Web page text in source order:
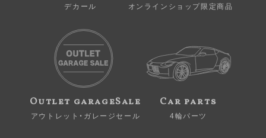
デカール オンラインショップ限定商品
Outlet garageSale
アウトレット・ガレージセール
Car parts
4輪パーツ